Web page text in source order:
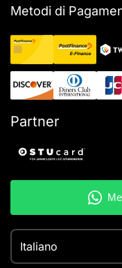
Metodi di
Partner
Italiano